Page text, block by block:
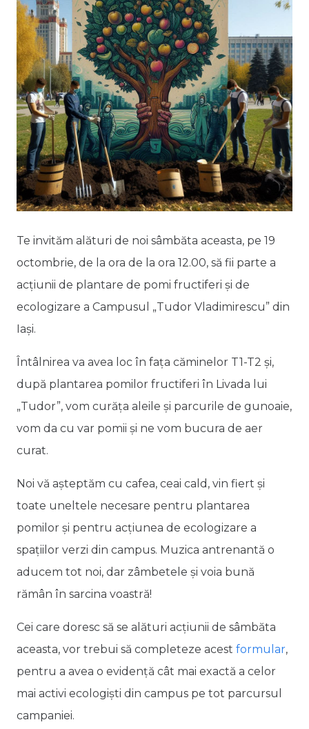
Te invităm alături de noi sâmbăta aceasta, pe 19
octombrie, de la ora de la ora 12.00, să fii parte a
acțiunii de plantare de pomi fructiferi și de
ecologizare a Campusul „Tudor Vladimirescu” din
Iași.
Întâlnirea va avea loc în fața căminelor T1-T2 și,
după plantarea pomilor fructiferi în Livada lui
„Tudor”, vom curăța aleile și parcurile de gunoaie,
vom da cu var pomii și ne vom bucura de aer
curat.
Noi vă așteptăm cu cafea, ceai cald, vin fiert și
toate uneltele necesare pentru plantarea
pomilor și pentru acțiunea de ecologizare a
spațiilor verzi din campus. Muzica antrenantă o
aducem tot noi, dar zâmbetele și voia bună
rămân în sarcina voastră!
Cei care doresc să se alături acțiunii de sâmbăta
aceasta, vor trebui să completeze acest formular,
pentru a avea o evidență cât mai exactă a celor
mai activi ecologiști din campus pe tot parcursul
campaniei.